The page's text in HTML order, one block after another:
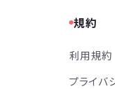
規約
利用規約
プライバ